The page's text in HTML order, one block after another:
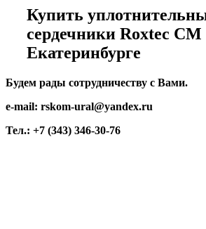
Купить
сердечники Roxtec CM
Екатеринбурге
Будем рады сотрудничеству с Вами.
e-mail: rskom-ural@yandex.ru
Тел.: +7 (343) 346-30-76